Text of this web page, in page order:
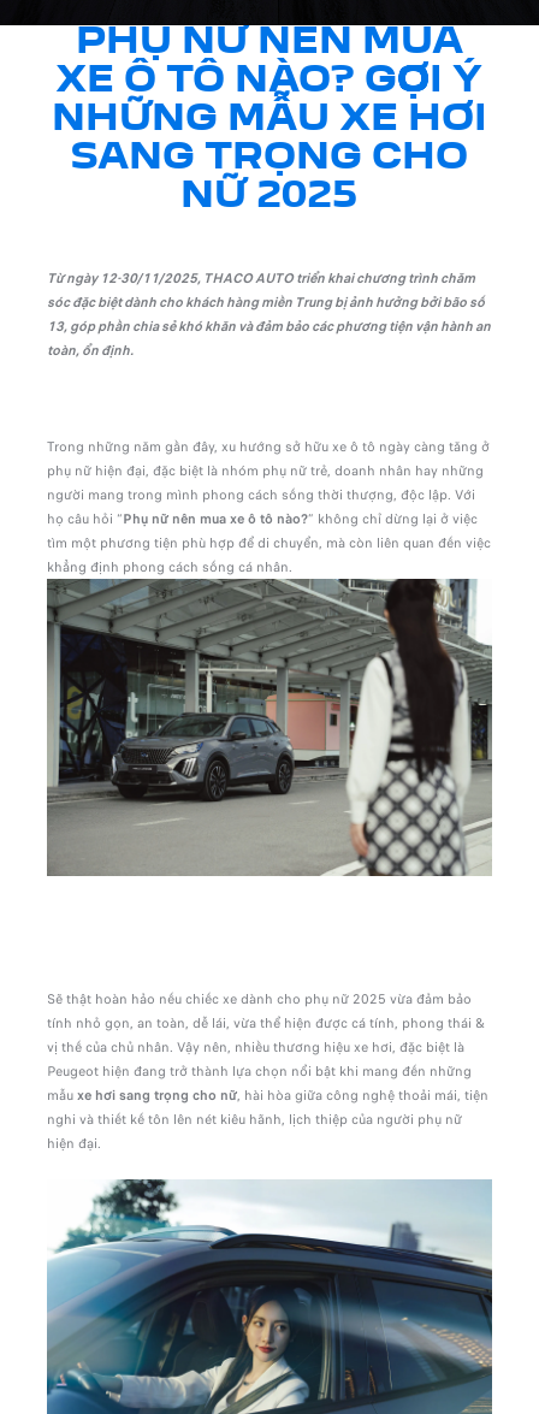
PHỤ NỮ NÊN MUA
XE Ô TÔ NÀO? GỢI Ý
NHỮNG MẪU XE HƠI
SANG TRỌNG CHO
NỮ 2025
Từ ngày 12-30/11/2025, THACO AUTO triển khai chương trình chăm
sóc đặc biệt dành cho khách hàng miền Trung bị ảnh hưởng bởi bão số
13, góp phần chia sẻ khó khăn và đảm bảo các phương tiện vận hành an
toàn, ổn định.
Trong những năm gần đây, xu hướng sở hữu xe ô tô ngày càng tăng ở
phụ nữ hiện đại, đặc biệt là nhóm phụ nữ trẻ, doanh nhân hay những
người mang trong mình phong cách sống thời thượng, độc lập. Với
họ câu hỏi “Phụ nữ nên mua xe ô tô nào?” không chỉ dừng lại ở việc
tìm một phương tiện phù hợp để di chuyển, mà còn liên quan đến việc
khẳng định phong cách sống cá nhân.
Sẽ thật hoàn hảo nếu chiếc xe dành cho phụ nữ 2025 vừa đảm bảo
tính nhỏ gọn, an toàn, dễ lái, vừa thể hiện được cá tính, phong thái &
vị thế của chủ nhân. Vậy nên, nhiều thương hiệu xe hơi, đặc biệt là
Peugeot hiện đang trở thành lựa chọn nổi bật khi mang đến những
mẫuxe hơi sang trọng cho nữ, hài hòa giữa công nghệ thoải mái, tiện
nghi và thiết kế tôn lên nét kiêu hãnh, lịch thiệp của người phụ nữ
hiện đại.